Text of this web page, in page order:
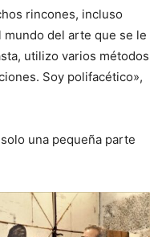
rincones, incluso
mundo del arte que se le
utilizo varios métodos
Soy polifacético»,
una pequeña parte